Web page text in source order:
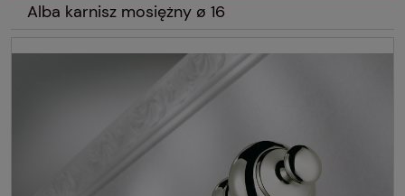
Alba karnisz mosiężny ø 16